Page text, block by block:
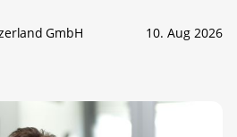
GmbH 10. Aug 2026